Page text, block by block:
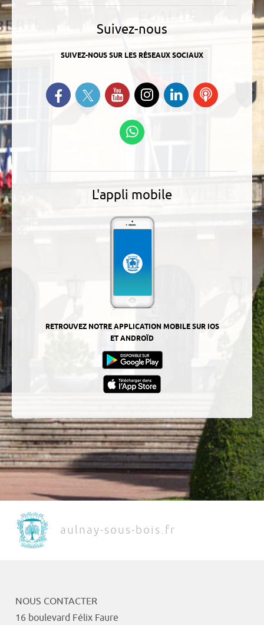
Suivez-nous
SUIVEZ-NOUS SUR LES RÉSEAUX SOCIAUX
Retrouvez-nous sur Facebook
Suivez-nous sur Twitter
Suivez-nous sur YouTube
Suivez-nous sur
Instagram
Retrouvez-
nous sur
Ecoutez
L'appli mobile
RETROUVEZ NOTRE APPLICATION MOBILE SUR IOS
ET ANDROÏD
aulnay-sous-bois.fr
NOUS CONTACTER
16 boulevard Félix Faure